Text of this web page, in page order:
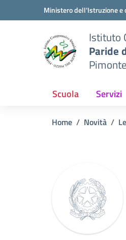
Vai ai contenuti
Vai al menu di navigazione
Ministero dell'Istruzione e
Istituto
Paride
Pimonte
Scuola Servizi
Home Novità